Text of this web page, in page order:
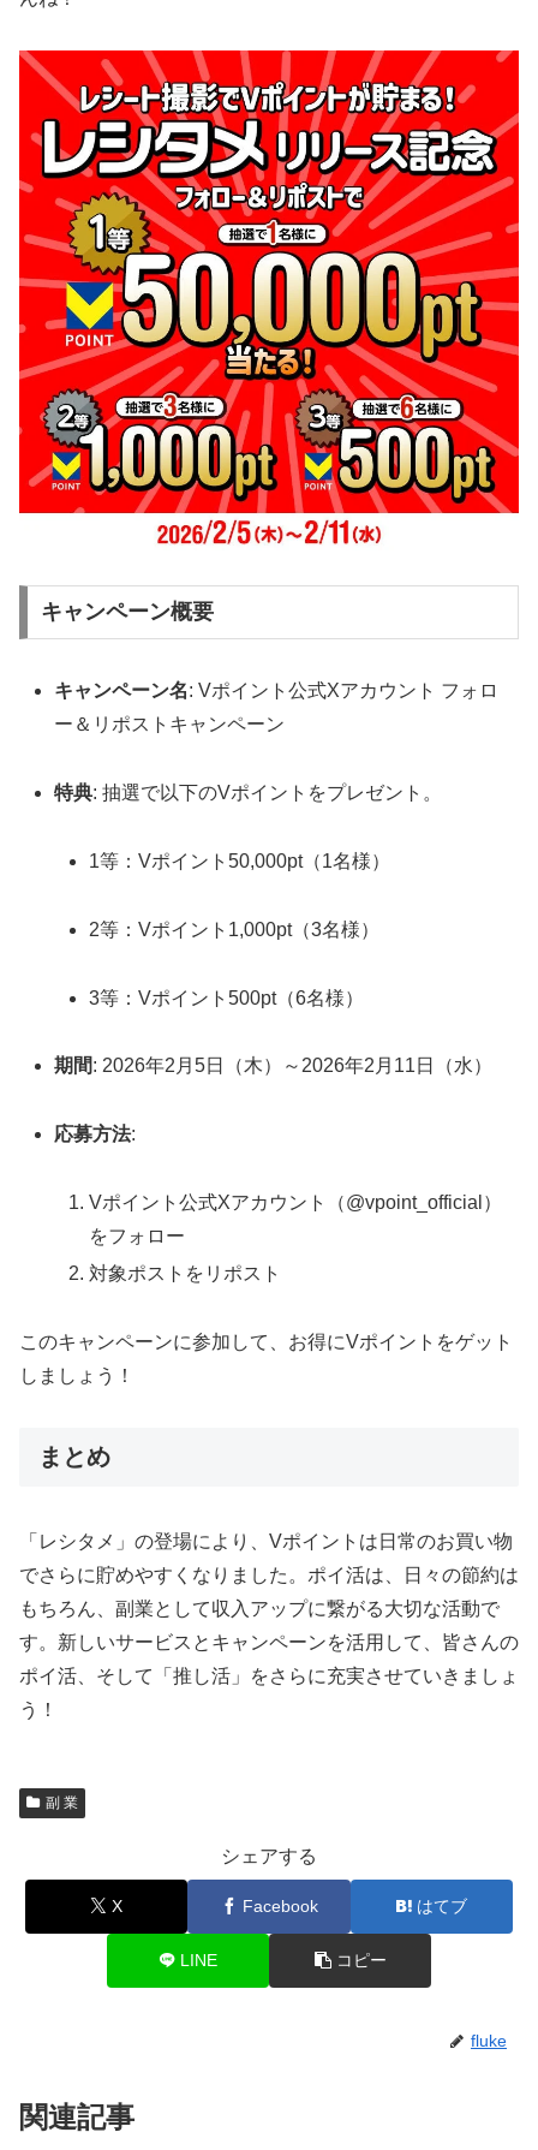
キャンペーン概要
キャンペーン名: Vポイント公式Xアカウント フォロ
ー＆リポストキャンペーン
特典: 抽選で以下のVポイントをプレゼント。
1等：Vポイント50,000pt（1名様）
2等：Vポイント1,000pt（3名様）
3等：Vポイント500pt（6名様）
期間: 2026年2月5日（木）～2026年2月11日（水）
応募方法:
Vポイント公式Xアカウント（@vpoint_official）
をフォロー
対象ポストをリポスト
このキャンペーンに参加して、お得にVポイントをゲット
しましょう！
まとめ
「レシタメ」の登場により、Vポイントは日常のお買い物
でさらに貯めやすくなりました。ポイ活は、日々の節約は
もちろん、副業として収入アップに繋がる大切な活動で
す。新しいサービスとキャンペーンを活用して、皆さんの
ポイ活、そして「推し活」をさらに充実させていきましょ
う！
副 業
シェアする
X Facebook はてブ
LINE コピー
fluke
関連記事